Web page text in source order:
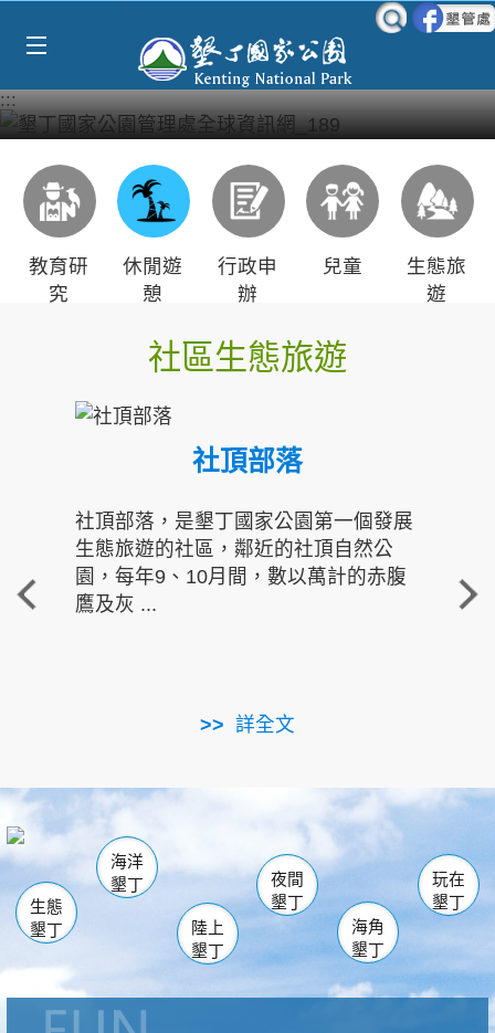
:::
教育研
究
休閒遊
憩
行政申
辦
兒童
生態旅
遊
社區生態旅遊
社頂部落
社頂部落，是墾丁國家公園第一個發展
生態旅遊的社區，鄰近的社頂自然公
園，每年9、10月間，數以萬計的赤腹
鷹及灰 ...
詳全文
重
走進
南仁湖
海生館
恆春 佳樂水
龍鑾潭自然中心 森林遊樂區
瓊麻館
關山 墾管處遊客中心
社頂公園 風吹沙
船帆石
白砂 龍磐公園
香蕉灣
砂島
鵝鑾鼻
生態
墾丁
海洋
墾丁
陸上
墾丁
夜間
墾丁
海角
墾丁
玩在
墾丁